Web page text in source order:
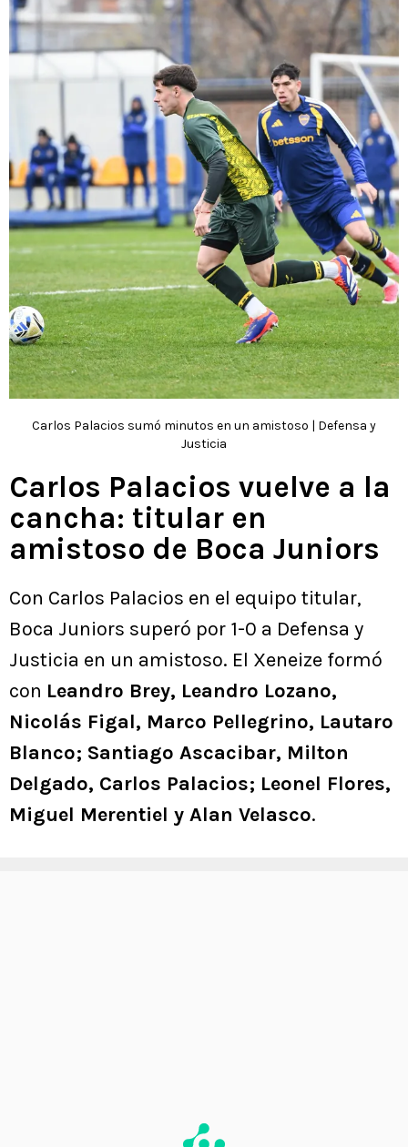
Carlos Palacios sumó minutos en un amistoso | Defensa y
Justicia
Carlos Palacios vuelve a la
cancha: titular en
amistoso de Boca Juniors
Con Carlos Palacios en el equipo titular,
Boca Juniors superó por 1-0 a Defensa y
Justicia en un amistoso. El Xeneize formó
con Leandro Brey, Leandro Lozano,
Nicolás Figal, Marco Pellegrino, Lautaro
Blanco; Santiago Ascacibar, Milton
Delgado, Carlos Palacios; Leonel Flores,
Miguel Merentiel y Alan Velasco.